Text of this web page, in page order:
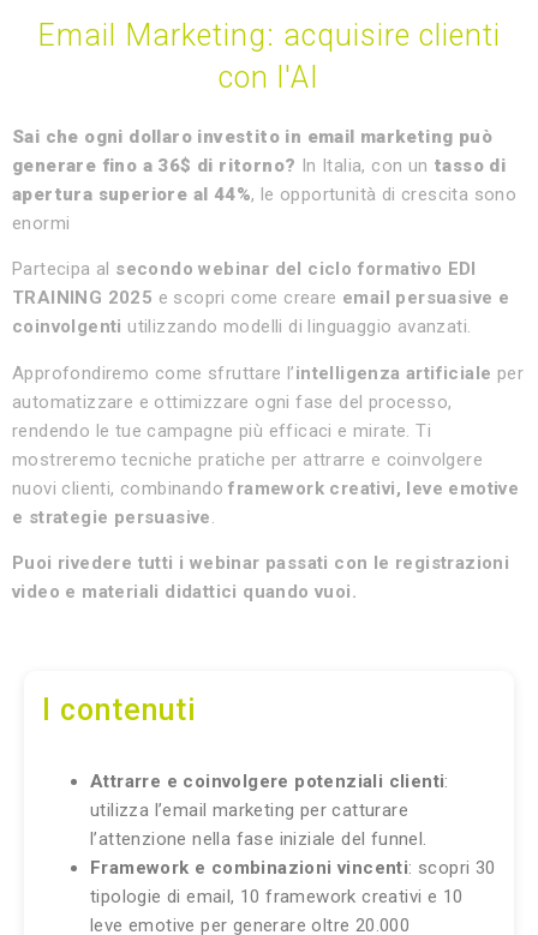
Email Marketing: acquisire clienti
con l'AI
Sai che ogni dollaro investito in email marketing può
generare fino a 36$ di ritorno? In Italia, con un tasso di
apertura superiore al 44%, le opportunità di crescita sono
enormi
Partecipa al secondo webinar del ciclo formativo EDI
TRAINING 2025 e scopri come creare email persuasive e
coinvolgenti utilizzando modelli di linguaggio avanzati.
Approfondiremo come sfruttare l’intelligenza artificiale per
automatizzare e ottimizzare ogni fase del processo,
rendendo le tue campagne più efficaci e mirate. Ti
mostreremo tecniche pratiche per attrarre e coinvolgere
nuovi clienti, combinandoframework creativi, leve emotive
e strategie persuasive.
Puoi rivedere tutti i webinar passati con le registrazioni
video e materiali didattici quando vuoi.
I contenuti
Attrarre e coinvolgere potenziali clienti:
utilizza l’email marketing per catturare
l’attenzione nella fase iniziale del funnel.
Framework e combinazioni vincenti: scopri 30
tipologie di email, 10 framework creativi e 10
leve emotive per generare oltre 20.000